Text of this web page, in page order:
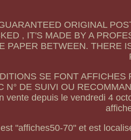
ORIGINAL
, IT'S MADE BY A
PAPER BETWEEN. THERE
SE FONT
N° DE SUIVI OU
vente depuis le vendredi 4
"affiches50-70" et est